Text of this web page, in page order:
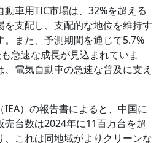
車用TIC市場は、32%を超える
を支配し、支配的な地位を維持す
。また、予測期間を通じて5.7%
急速な成長が見込まれていま
電気自動車の急速な普及に支え
IEA）の報告書によると、中国に
売台数は2024年に11百万台を超
、これは同地域がよりクリーンな